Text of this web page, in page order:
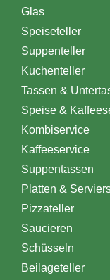
Glas
Speiseteller
Suppenteller
Kuchenteller
Tassen &
Speise &
Kombiservice
Kaffeeservice
Suppentassen
Platten &
Pizzateller
Saucieren
Schüsseln
Beilageteller